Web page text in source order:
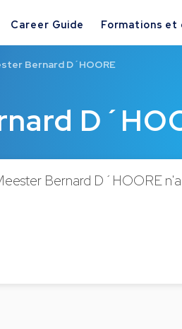
Career Guide Formations et
Bernard D´HOORE
Bernard D´HOORE